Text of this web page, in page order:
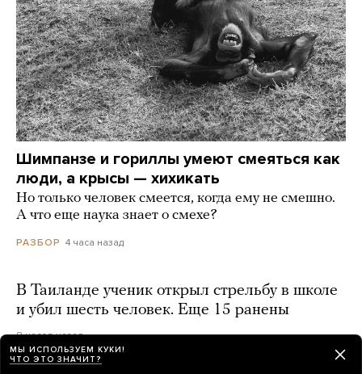
Шимпанзе и гориллы умеют смеяться как
люди, а крысы — хихикать
Но только человек смеется, когда ему не смешно.
А что еще наука знает о смехе?
РАЗБОР 4 часа назад
В Таиланде ученик открыл стрельбу в школе
и убил шесть человек. Еще 15 ранены
8 часов назад
МЫ ИСПОЛЬЗУЕМ КУКИ!
ЧТО ЭТО ЗНАЧИТ?